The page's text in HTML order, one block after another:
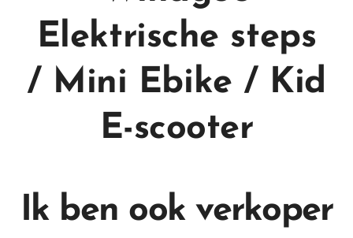
Elektrische steps
/ Mini Ebike / Kid
E-scooter
Ik ben ook verkoper